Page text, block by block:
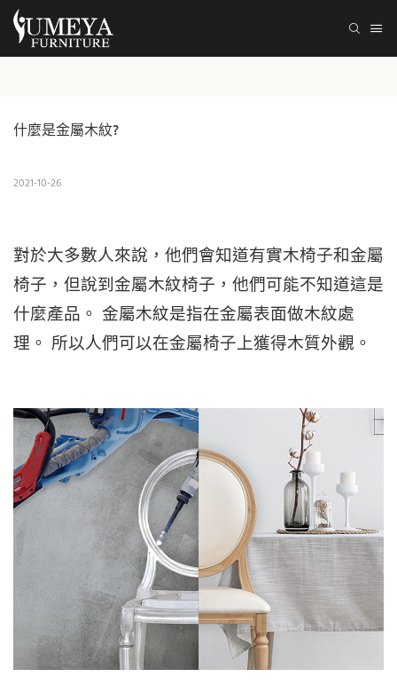
什麼是金屬木紋?
2021-10-26
對於大多數人來說，他們會知道有實木椅子和金屬
椅子，但說到金屬木紋椅子，他們可能不知道這是
什麼產品。 金屬木紋是指在金屬表面做木紋處
理。 所以人們可以在金屬椅子上獲得木質外觀。